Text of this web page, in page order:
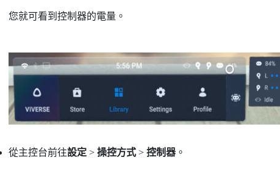
您就可看到控制器的電量。
從主控台前往設定> 操控方式> 控制器。